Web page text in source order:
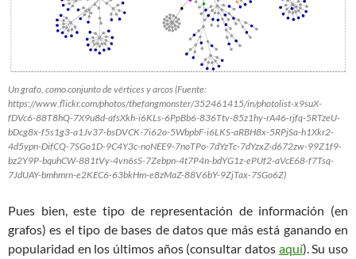
Un grafo, como conjunto de vértices y arcos (Fuente:
https://www.flickr.com/photos/thefangmonster/352461415/in/photolist-x9suX-
fDVc6-88T8hQ-7X9u8d-afsXkh-i6KLs-6PpBb6-836Ttv-85z1hy-rA46-rjfq-5RTzeU-
bDcg8x-f5s1g3-a1Jv37-bsDVCK-7i62o-5WbpbF-i6LKS-aRBH8x-5RPjSa-h1Xkr2-
4d5ypn-DifCQ-7SGo1D-9C4Y3c-noNEE9-7noTPo-7dYzTc-7dYzxZ-d672zw-99Z1f9-
bz2Y9P-bquhCW-881tVy-4vn6sS-7Zebpn-4t7P4n-bdYG1z-ePUf2-aVcE68-f7Tsq-
7JdUAY-bmhmrn-e2KEC6-63bkHm-e8zMaZ-88V6bY-9ZjTax-7SGo6Z)
Pues bien, este tipo de representación de información (en
grafos) es el tipo de bases de datos que más está ganando en
popularidad en los últimos años (consultar datos aquí). Su uso